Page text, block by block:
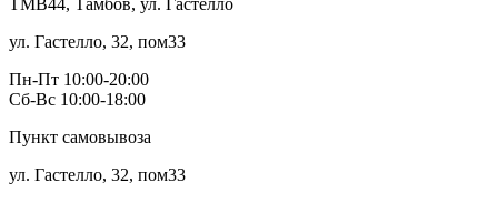
ул. Гастелло, 32, пом33
Пн-Пт 10:00-20:00
Сб-Вс 10:00-18:00
Пункт самовывоза
ул. Гастелло, 32, пом33